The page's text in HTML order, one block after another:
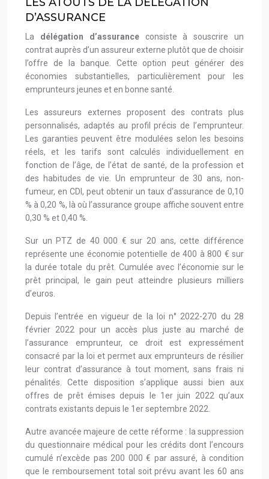
D’ASSURANCE
La délégation d’assuranceconsiste à souscrire un
contrat auprès d’un assureur externe plutôt que de choisir
l’offre de la banque. Cette option peut générer des
économies substantielles, particulièrement pour les
emprunteurs jeunes et en bonne santé.
Les assureurs externes proposent des contrats plus
personnalisés, adaptés au profil précis de l’emprunteur.
Les garanties peuvent être modulées selon les besoins
réels, et les tarifs sont calculés individuellement en
fonction de l’âge, de l’état de santé, de la profession et
des habitudes de vie. Un emprunteur de 30 ans, non-
fumeur, en CDI, peut obtenir un taux d’assurance de 0,10
% à 0,20 %, là où l’assurance groupe affiche souvent entre
0,30 % et 0,40 %.
Sur un PTZ de 40 000 € sur 20 ans, cette différence
représente une économie potentielle de 400 à 800 € sur
la durée totale du prêt. Cumulée avec l’économie sur le
prêt principal, le gain peut atteindre plusieurs milliers
d’euros.
Depuis l’entrée en vigueur de la loi n° 2022-270 du 28
février 2022 pour un accès plus juste au marché de
l’assurance emprunteur, ce droit est expressément
consacré par la loi et permet aux emprunteurs de résilier
leur contrat d’assurance à tout moment, sans frais ni
pénalités. Cette disposition s’applique aussi bien aux
offres de prêt émises depuis le 1er juin 2022 qu’aux
contrats existants depuis le 1er septembre 2022.
Autre avancée majeure de cette réforme : la suppression
du questionnaire médical pour les crédits dont l’encours
cumulé n’excède pas 200 000 € par assuré, à condition
que le remboursement total soit prévu avant les 60 ans